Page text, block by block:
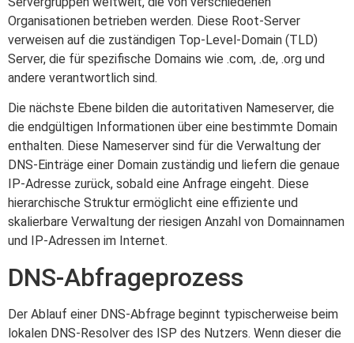
Organisationen betrieben werden. Diese Root-Server
verweisen auf die zuständigen Top-Level-Domain (TLD)
Server, die für spezifische Domains wie .com, .de, .org und
andere verantwortlich sind.
Die nächste Ebene bilden die autoritativen Nameserver, die
die endgültigen Informationen über eine bestimmte Domain
enthalten. Diese Nameserver sind für die Verwaltung der
DNS-Einträge einer Domain zuständig und liefern die genaue
IP-Adresse zurück, sobald eine Anfrage eingeht. Diese
hierarchische Struktur ermöglicht eine effiziente und
skalierbare Verwaltung der riesigen Anzahl von Domainnamen
und IP-Adressen im Internet.
DNS-Abfrageprozess
Der Ablauf einer DNS-Abfrage beginnt typischerweise beim
lokalen DNS-Resolver des ISP des Nutzers. Wenn dieser die